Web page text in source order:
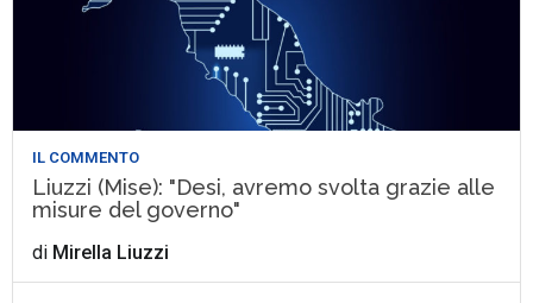
IL COMMENTO
Liuzzi (Mise): "Desi, avremo svolta grazie alle
misure del governo"
di Mirella Liuzzi